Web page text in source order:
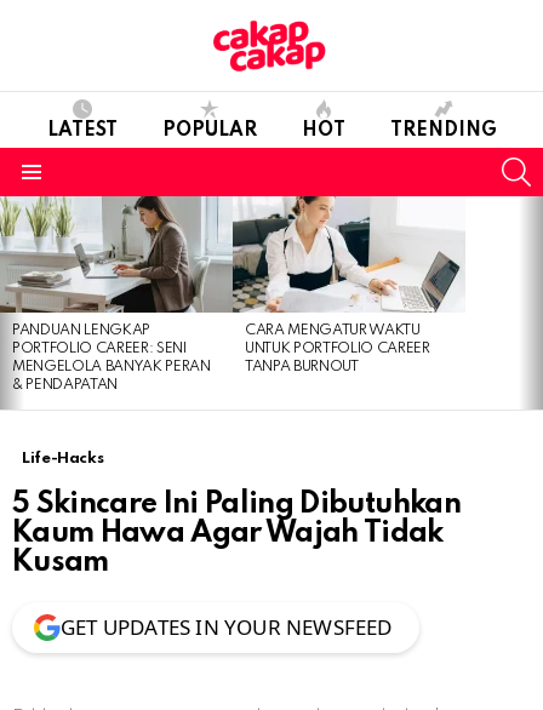
LATEST POPULAR HOT TRENDING
LATEST
STORIES
PANDUAN LENGKAP
PORTFOLIO CAREER: SENI
MENGELOLA BANYAK PERAN
& PENDAPATAN
CARA MENGATUR WAKTU
UNTUK PORTFOLIO CAREER
TANPA BURNOUT
Life-Hacks
5 Skincare Ini Paling Dibutuhkan
Kaum Hawa Agar Wajah Tidak
Kusam
GET UPDATES IN YOUR NEWSFEED